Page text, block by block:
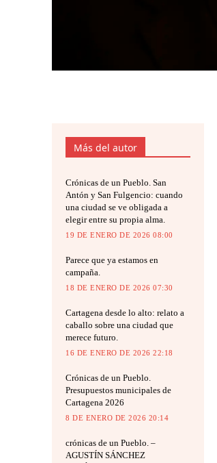
Más del autor
Crónicas de un Pueblo. San
Antón y San Fulgencio: cuando
una ciudad se ve obligada a
elegir entre su propia alma.
19 DE ENERO DE 2026 08:00
Parece que ya estamos en
campaña.
18 DE ENERO DE 2026 07:30
Cartagena desde lo alto: relato a
caballo sobre una ciudad que
merece futuro.
16 DE ENERO DE 2026 22:18
Crónicas de un Pueblo.
Presupuestos municipales de
Cartagena 2026
8 DE ENERO DE 2026 20:14
crónicas de un Pueblo. –
AGUSTÍN SÁNCHEZ